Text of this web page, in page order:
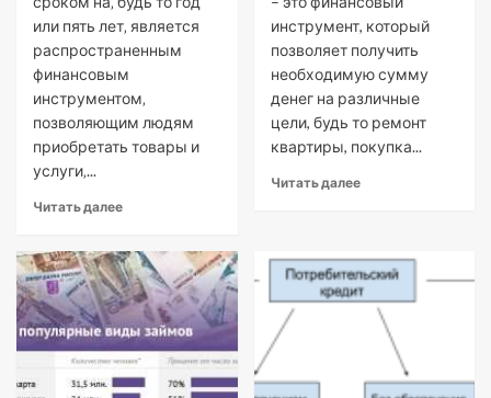
или пять лет‚ является
распространенным
финансовым
инструментом‚
позволяющим людям
приобретать товары и
услуги‚...
Читать далее
инструмент, который
позволяет получить
необходимую сумму
денег на различные
цели, будь то ремонт
квартиры, покупка...
Читать далее